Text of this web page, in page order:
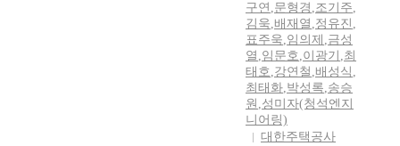
구연 ,문형경 ,조기주,
김욱,배재열 ,정유진 ,
표주욱,임의제 ,금성
열 ,임문호,이광기 ,최
태호,강연철 ,배성식 ,
최태화,박성록,송승
원 ,성미자(청석엔지
니어링)
대한주택공사